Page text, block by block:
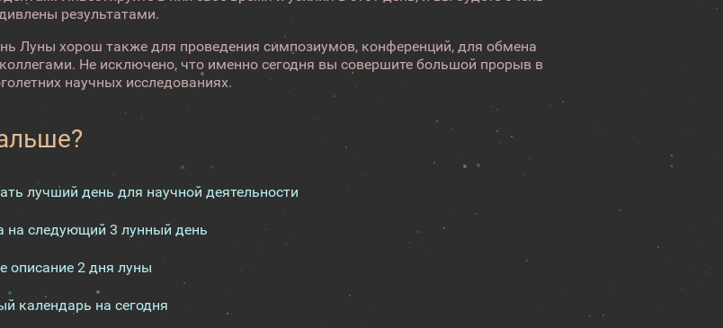
результатами.
Луны хорош также для проведения симпозиумов, конференций, для обмена
Не исключено, что именно сегодня вы совершите большой прорыв в
научных исследованиях.
лучший день для научной деятельности
на следующий 3 лунный день
описание 2 дня луны
календарь на сегодня